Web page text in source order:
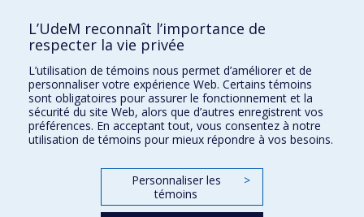
LinkedIn
YouTube
Toutes nos présences sociales
École de français
Centre de perfectionnement
Abonnez-vous à notre infolettre
L’UdeM reconnaît l’importance de
respecter la vie privée
L’utilisation de témoins nous permet d’améliorer et de
personnaliser votre expérience Web. Certains témoins
sont obligatoires pour assurer le fonctionnement et la
sécurité du site Web, alors que d’autres enregistrent vos
préférences. En acceptant tout, vous consentez à notre
utilisation de témoins pour mieux répondre à vos besoins.
Personnaliser les
témoins
>